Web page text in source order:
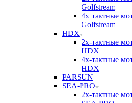
Golfstream
4х-тактные
Golfstream
HDX
2х-тактные
HDX
4х-тактные
HDX
PARSUN
SEA-PRO
2х-тактные